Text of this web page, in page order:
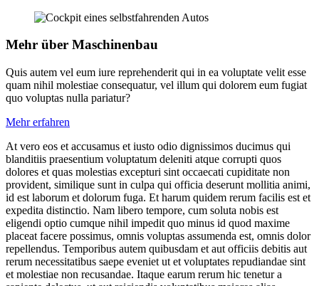
Mehr über Maschinenbau
Quis autem vel eum iure reprehenderit qui in ea voluptate velit esse
quam nihil molestiae consequatur, vel illum qui dolorem eum fugiat
quo voluptas nulla pariatur?
Mehr erfahren
At vero eos et accusamus et iusto odio dignissimos ducimus qui
blanditiis praesentium voluptatum deleniti atque corrupti quos
dolores et quas molestias excepturi sint occaecati cupiditate non
provident, similique sunt in culpa qui officia deserunt mollitia animi,
id est laborum et dolorum fuga. Et harum quidem rerum facilis est et
expedita distinctio. Nam libero tempore, cum soluta nobis est
eligendi optio cumque nihil impedit quo minus id quod maxime
placeat facere possimus, omnis voluptas assumenda est, omnis dolor
repellendus. Temporibus autem quibusdam et aut officiis debitis aut
rerum necessitatibus saepe eveniet ut et voluptates repudiandae sint
et molestiae non recusandae. Itaque earum rerum hic tenetur a